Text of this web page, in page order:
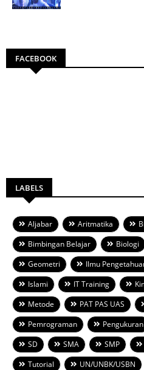
FACEBOOK
LABELS
Aljabar Aritmatika
Bimbingan Belajar
Biologi
Geometri
Ilmu
Islami
IT Training
Metode
PAT PAS UAS
Pemrograman
Pengukuran
SD
SMA SMP
Tutorial
UN/UNBK/USBN